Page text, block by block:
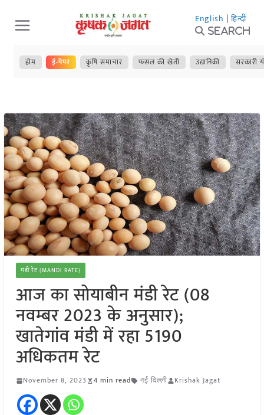
Skip
to
content
English | हिन्दी
Search
होम ई-पेपर कृषि समाचार फसल की खेती उद्यानिकी सरकारी
मंडी रेट (MANDI RATE)
आज का सोयाबीन मंडी रेट (08
नवम्बर 2023 के अनुसार);
खातेगांव मंडी में रहा 5190
अधिकतम रेट
November 8, 2023 4 min read नई दिल्ली Krishak Jagat